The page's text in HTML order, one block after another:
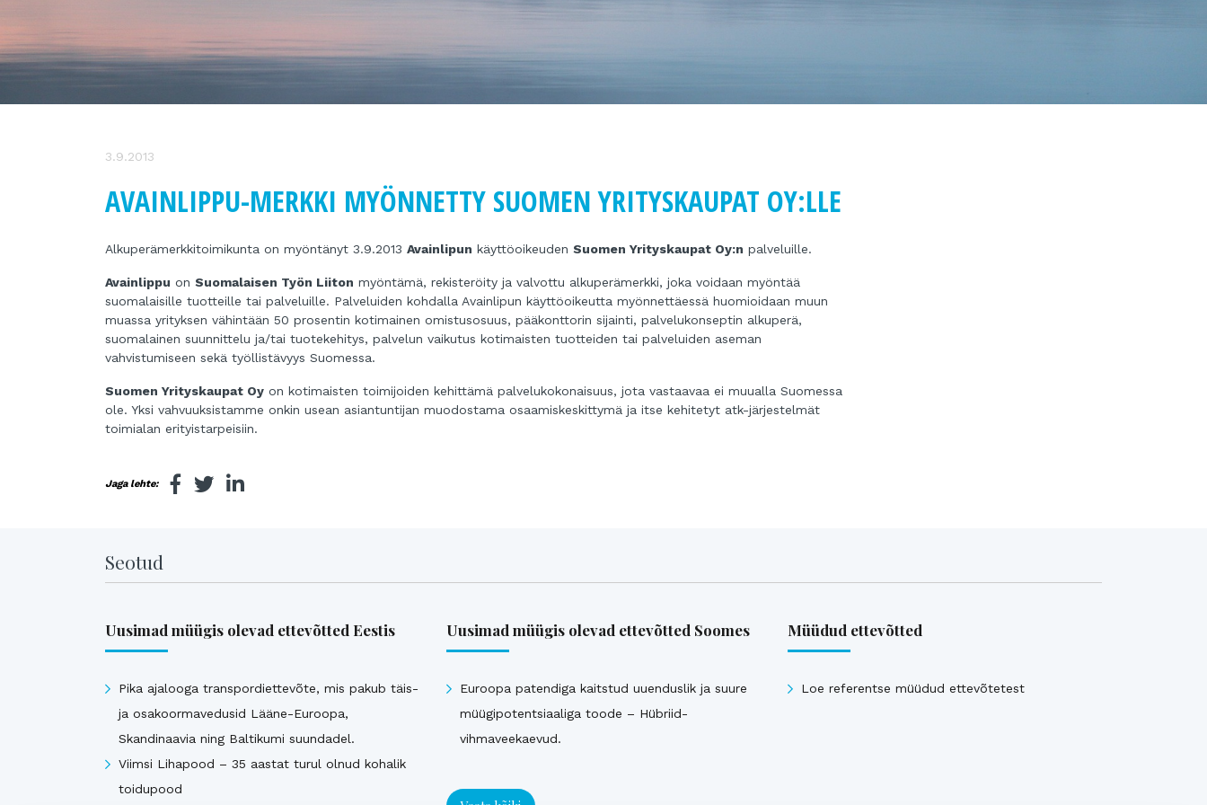
3.9.2013
AVAINLIPPU-MERKKI MYÖNNETTY SUOMEN YRITYSKAUPAT OY:LLE
Alkuperämerkkitoimikunta on myöntänyt 3.9.2013 Avainlipun käyttöoikeuden Suomen Yrityskaupat Oy:n palveluille.
Avainlippu on Suomalaisen Työn Liiton myöntämä, rekisteröity ja valvottu alkuperämerkki, joka voidaan myöntää
suomalaisille tuotteille tai palveluille. Palveluiden kohdalla Avainlipun käyttöoikeutta myönnettäessä huomioidaan muun
muassa yrityksen vähintään 50 prosentin kotimainen omistusosuus, pääkonttorin sijainti, palvelukonseptin alkuperä,
suomalainen suunnittelu ja/tai tuotekehitys, palvelun vaikutus kotimaisten tuotteiden tai palveluiden aseman
vahvistumiseen sekä työllistävyys Suomessa.
Suomen Yrityskaupat Oy on kotimaisten toimijoiden kehittämä palvelukokonaisuus, jota vastaavaa ei muualla Suomessa
ole. Yksi vahvuuksistamme onkin usean asiantuntijan muodostama osaamiskeskittymä ja itse kehitetyt atk-järjestelmät
toimialan erityistarpeisiin.
Jaga lehte:
Seotud
Uusimad müügis olevad ettevõtted Eestis
Pika ajalooga transpordiettevõte, mis pakub täis-
ja osakoormavedusid Lääne-Euroopa,
Skandinaavia ning Baltikumi suundadel.
Viimsi Lihapood – 35 aastat turul olnud kohalik
toidupood
Uusimad müügis olevad ettevõtted Soomes
Euroopa patendiga kaitstud uuenduslik ja suure
müügipotentsiaaliga toode – Hübriid-
vihmaveekaevud.
Müüdud ettevõtted
Loe referentse müüdud ettevõtetest